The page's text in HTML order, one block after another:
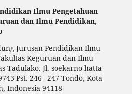
Ilmu Pengetahuan
dan Ilmu Pendidikan,
Jurusan Pendidikan Ilmu
Keguruan dan Ilmu
Tadulako. Jl. soekarno-hatta
Pst. 246 –247 Tondo, Kota
Indonesia 94118